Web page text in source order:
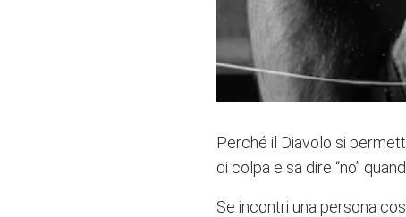
Perché il Diavolo si
di colpa e sa dire “no”
Se incontri una persona